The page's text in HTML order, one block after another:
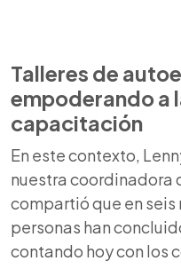
Talleres de
empoderando a
capacitación
En este contexto,
nuestra coordinadora
compartió que en
personas han
contando hoy con los